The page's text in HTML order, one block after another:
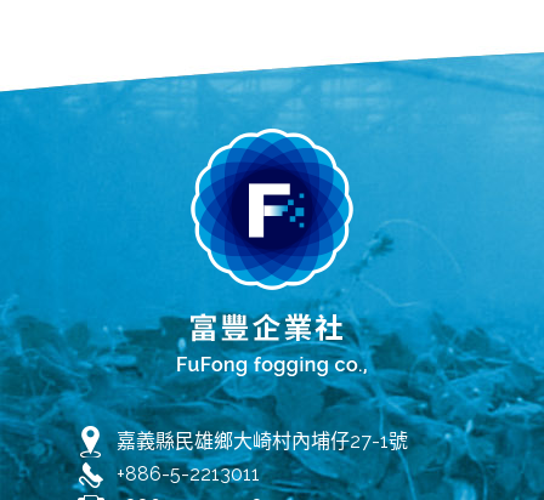
嘉義縣民雄鄉大崎村內埔仔27-1號
+886-5-2213011